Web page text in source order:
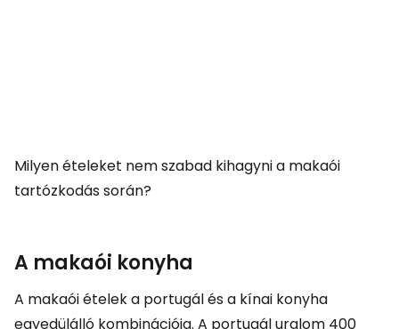
Milyen ételeket nem szabad kihagyni a makaói
tartózkodás során?
A makaói konyha
A makaói ételek a portugál és a kínai konyha
egyedülálló kombinációja. A portugál uralom 400